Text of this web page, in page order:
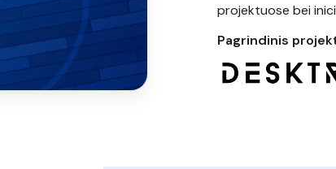
projektuose bei
Pagrindinis